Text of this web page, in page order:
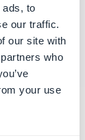
ads, to
our traffic.
our site with
who
your use